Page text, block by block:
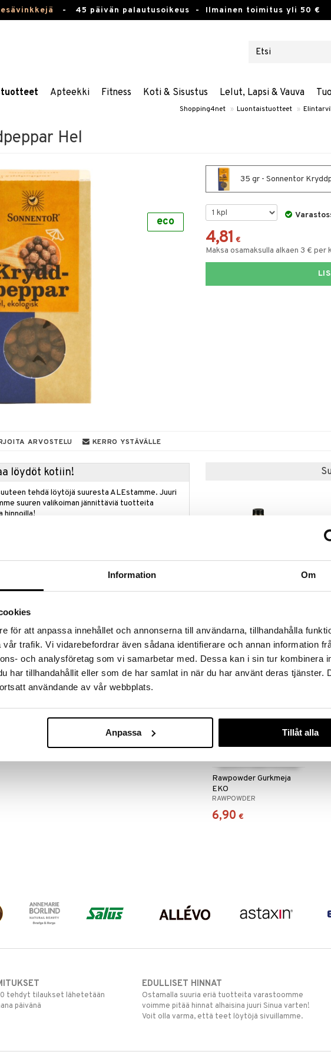
Information Om
för att anpassa innehållet och annonserna till användarna, tillhandahålla
trafik. Vi vidarebefordrar även sådana identifierare och annan information
och analysföretag som vi samarbetar med. Dessa kan i sin tur kombinera
har tillhandahållit eller som de har samlat in när du har använt deras tjänster.
användande av vår webbplats.
Anpassa Tillåt alla
- 45 päivän palautusoikeus - Ilmainen toimitus yli 50 €
Apteekki Fitness Koti & Sisustus Lelut, Lapsi & Vauva
Shopping4net » Luontaistuotteet »
Hel
eco
35 gr - Sonnentor
4,81 €
Maksa osamaksulla alkaen 3 € per
ARVOSTELU KERRO YSTÄVÄLLE
löydöt kotiin!
tehdä löytöjä suuresta ALEstamme. Juuri
suuren valikoiman jännittäviä tuotteita
hinnoilla!
ja luonnetta monille ruoille. Sonnentorin
liharuokiin, sillisäilykkeisiin ja täyteläisiin
korostaa makuja. Se voi myös antaa jännittävän
muille kastikkeille. Sonnentor on vuodesta 1988
– teetä, mausteita ja hedelmiä – tunnetun
Aina luomua, aina huolellisesti valittua, aina
Rasva (g): 8,7 josta tyydyttynyttä (g):
alk. 10,94 € alk.
Rawpowder Gurkmeja
EKO
RAWPOWDER
6,90 €
eco
tehdyt tilaukset lähetetään
päivänä
EDULLISET HINNAT
Ostamalla suuria eriä tuotteita varastoomme
voimme pitää hinnat alhaisina juuri Sinua varten!
Voit olla varma, että teet löytöjä sivuillamme.